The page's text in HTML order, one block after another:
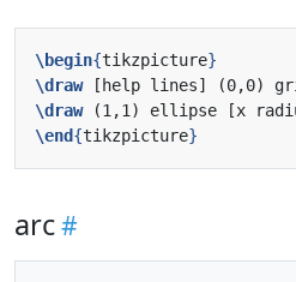
\begin{tikzpicture}
\draw
\draw
\end{tikzpicture}
arc